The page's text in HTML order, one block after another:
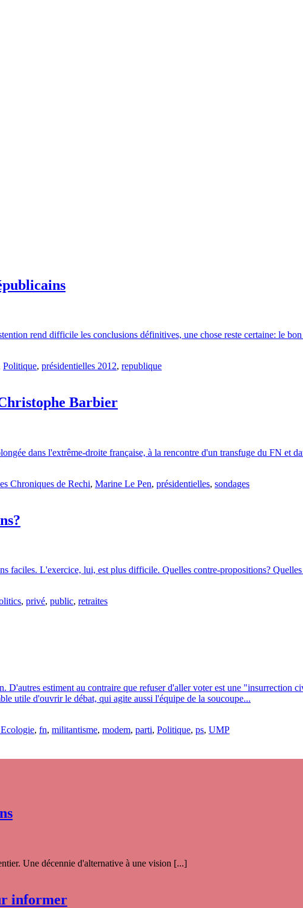
rend difficile les conclusions définitives, une chose reste certaine: le
Politique, présidentielles 2012, republique
Barbier
dans l'extrême-droite française, à la rencontre d'un transfuge du FN et
Chroniques de Rechi, Marine Le Pen, présidentielles, sondages
faciles. L'exercice, lui, est plus difficile. Quelles contre-propositions?
, privé, public, retraites
D'autres estiment au contraire que refuser d'aller voter est une
utile d'ouvrir le débat, qui agite aussi l'équipe de la soucoupe...
, fn, militantisme, modem, parti, Politique, ps, UMP
Une décennie d'alternative à une vision [...]
informer